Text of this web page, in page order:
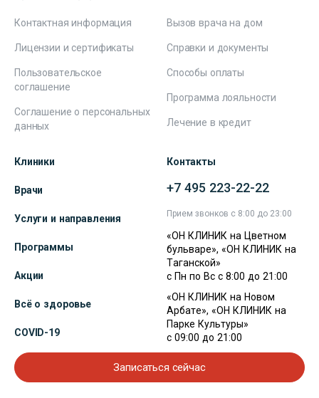
Контактная информация
Лицензии и сертификаты
Пользовательское
соглашение
Соглашение о персональных
данных
Вызов врача на дом
Справки и документы
Способы оплаты
Программа лояльности
Лечение в кредит
Клиники
Врачи
Услуги и направления
Программы
Акции
Всё о здоровье
COVID-19
Контакты
+7 495 223-22-22
Прием звонков с 8:00 до 23:00
«ОН КЛИНИК на Цветном
бульваре», «ОН КЛИНИК на
Таганской»
с Пн по Вс с 8:00 до 21:00
«ОН КЛИНИК на Новом
Арбате», «ОН КЛИНИК на
Парке Культуры»
с 09:00 до 21:00
Записаться сейчас